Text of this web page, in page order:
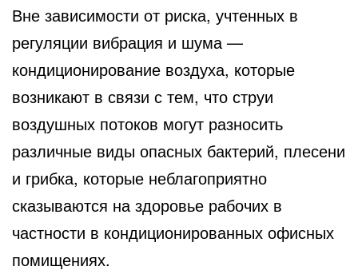
Вне зависимости от риска, учтенных в
регуляции вибрация и шума —
кондиционирование воздуха, которые
возникают в связи с тем, что струи
воздушных потоков могут разносить
различные виды опасных бактерий, плесени
и грибка, которые неблагоприятно
сказываются на здоровье рабочих в
частности в кондиционированных офисных
помищениях.